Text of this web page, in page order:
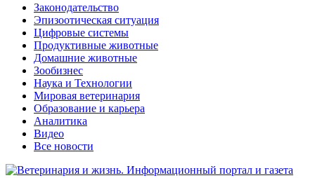
Законодательство
Эпизоотическая ситуация
Цифровые системы
Продуктивные животные
Домашние животные
Зообизнес
Наука и Технологии
Мировая ветеринария
Образование и карьера
Аналитика
Видео
Все новости